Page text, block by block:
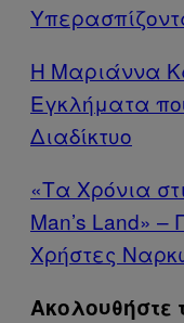
Η Μαριάννα
Εγκλήματα
Διαδίκτυο
«Τα Χρόνια
Man’s Land» –
Χρήστες
Ακολουθήστε